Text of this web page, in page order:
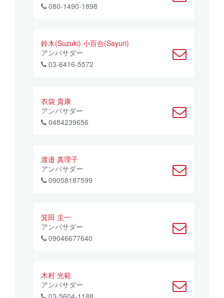
080-1490-1898
鈴木(Suzuki) 小百合(Sayuri)
アンバサダー
03-6416-5572
衣袋 貴康
アンバサダー
0484239656
渡邉 真理子
アンバサダー
09058187599
箕田 圭一
アンバサダー
09046677640
木村 光範
アンバサダー
03-5604-1188